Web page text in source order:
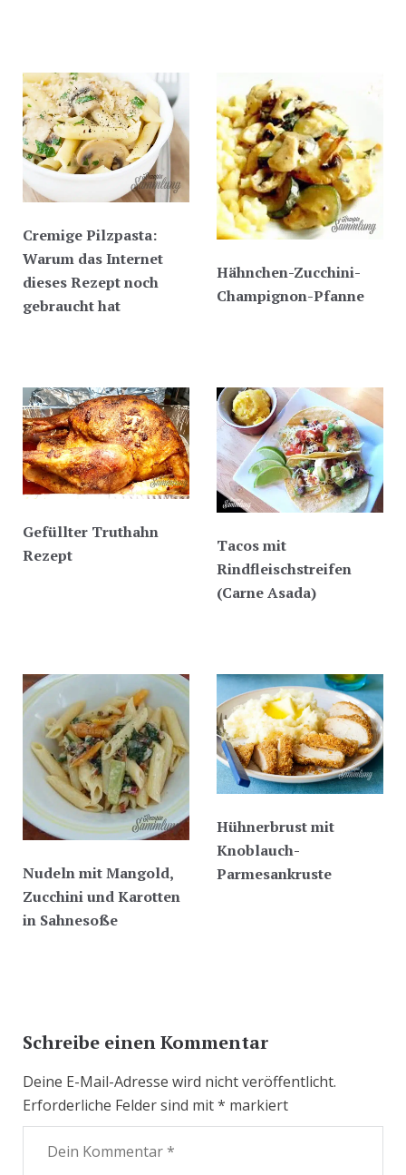
Cremige Pilzpasta:
Warum das Internet
dieses Rezept noch
gebraucht hat
Hähnchen-Zucchini-
Champignon-Pfanne
Gefüllter Truthahn
Rezept
Tacos mit
Rindfleischstreifen
(Carne Asada)
Nudeln mit Mangold,
Zucchini und Karotten
in Sahnesoße
Hühnerbrust mit
Knoblauch-
Parmesankruste
Schreibe einen Kommentar
Deine E-Mail-Adresse wird nicht veröffentlicht.
Erforderliche Felder sind mit* markiert